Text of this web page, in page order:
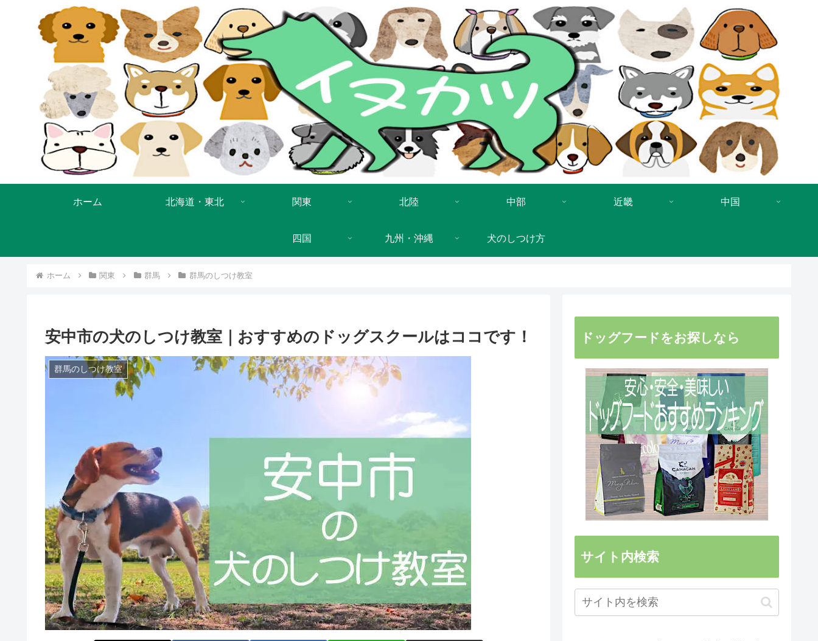
ホーム 北海道・東北 関東 北陸 中部 近畿 中国
四国 九州・沖縄 犬のしつけ方
ホーム 関東 群馬 群馬のしつけ教室
安中市の犬のしつけ教室｜おすすめのドッグスクールはココです！
群馬のしつけ教室
ドッグフードをお探しなら
サイト内検索